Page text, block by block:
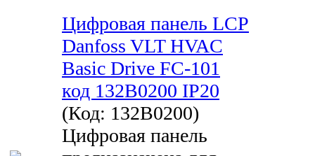
Цифровая панель LCP
Danfoss VLT HVAC
Basic Drive FC-101
код 132B0200 IP20
(Код: 132B0200)
Цифровая панель